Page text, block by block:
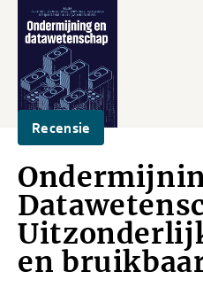
Recensie
en